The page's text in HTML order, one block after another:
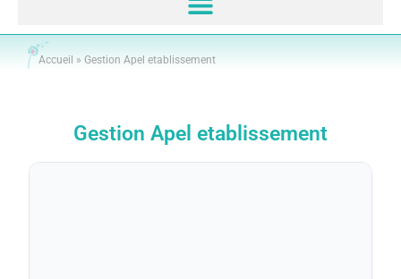
Accueil » Gestion Apel etablissement
Gestion Apel etablissement